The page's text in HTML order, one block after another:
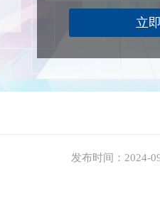
发布时间：2024-